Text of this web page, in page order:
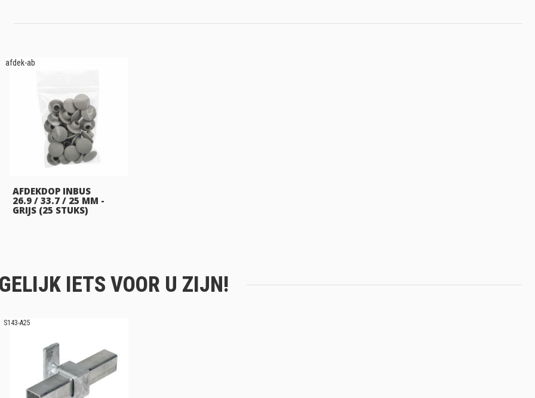
afdek-ab
AFDEKDOP INBUS
26.9 / 33.7 / 25 MM -
GRIJS (25 STUKS)
IETS VOOR U ZIJN!
S143-A25